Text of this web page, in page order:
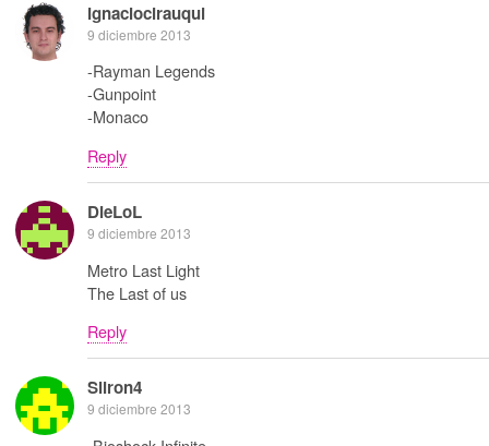
ignaciocirauqui
9 diciembre 2013
-Rayman Legends
-Gunpoint
-Monaco
Reply
DieLoL
9 diciembre 2013
Metro Last Light
The Last of us
Reply
Sliron4
9 diciembre 2013